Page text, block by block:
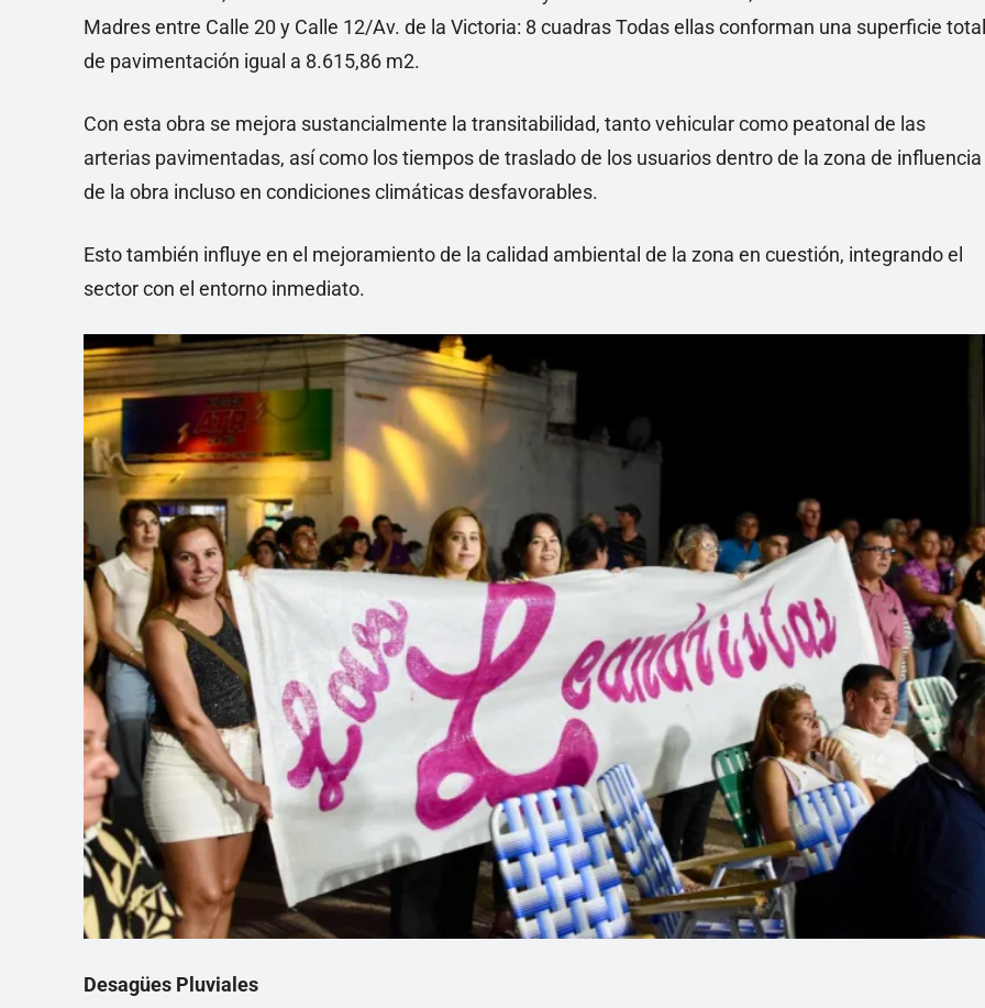
Madres entre Calle 20 y Calle 12/Av. de la Victoria: 8 cuadras Todas ellas conforman una superficie total
de pavimentación igual a 8.615,86 m2.
Con esta obra se mejora sustancialmente la transitabilidad, tanto vehicular como peatonal de las
arterias pavimentadas, así como los tiempos de traslado de los usuarios dentro de la zona de influencia
de la obra incluso en condiciones climáticas desfavorables.
Esto también influye en el mejoramiento de la calidad ambiental de la zona en cuestión, integrando el
sector con el entorno inmediato.
Desagües Pluviales